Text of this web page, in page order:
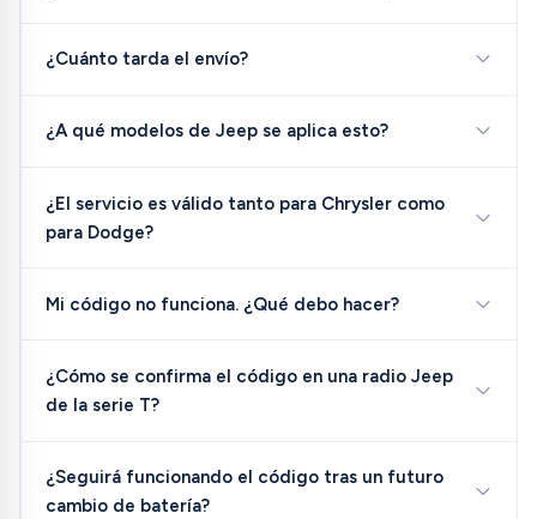
¿Cuánto tarda el envío?
¿A qué modelos de Jeep se aplica esto?
¿El servicio es válido tanto para Chrysler como
para Dodge?
Mi código no funciona. ¿Qué debo hacer?
¿Cómo se confirma el código en una radio Jeep
de la serie T?
¿Seguirá funcionando el código tras un futuro
cambio de batería?